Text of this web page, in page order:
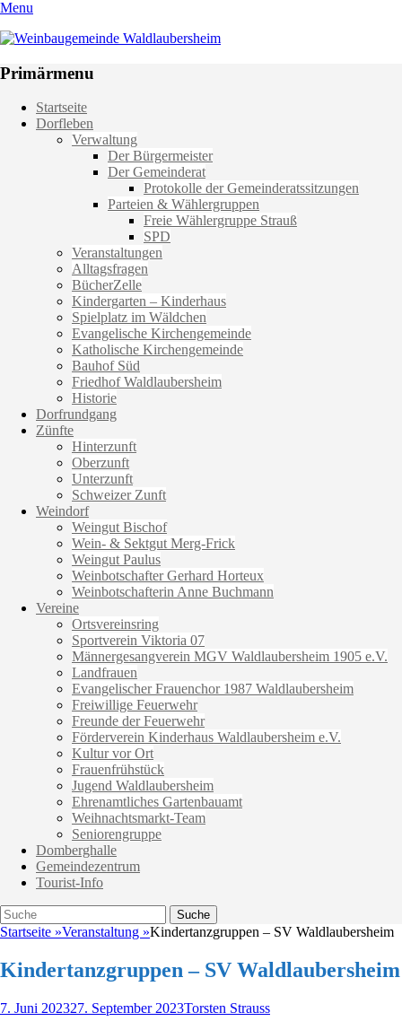
Menu
Weinbaugemeinde Waldlaubersheim
Primärmenu
Weiter
zum
Startseite
Dorfleben
Verwaltung
Der Bürgermeister
Der Gemeinderat
Protokolle der Gemeinderatssitzungen
Parteien & Wählergruppen
Freie Wählergruppe Strauß
SPD
Veranstaltungen
Alltagsfragen
BücherZelle
Kindergarten – Kinderhaus
Spielplatz im Wäldchen
Evangelische Kirchengemeinde
Katholische Kirchengemeinde
Bauhof Süd
Friedhof Waldlaubersheim
Historie
Dorfrundgang
Zünfte
Hinterzunft
Oberzunft
Unterzunft
Schweizer Zunft
Weindorf
Weingut Bischof
Wein- & Sektgut Merg-Frick
Weingut Paulus
Weinbotschafter Gerhard Horteux
Weinbotschafterin Anne Buchmann
Vereine
Ortsvereinsring
Sportverein Viktoria 07
Männergesangverein MGV Waldlaubersheim 1905 e.V.
Landfrauen
Evangelischer Frauenchor 1987 Waldlaubersheim
Freiwillige Feuerwehr
Freunde der Feuerwehr
Förderverein Kinderhaus Waldlaubersheim e.V.
Kultur vor Ort
Frauenfrühstück
Jugend Waldlaubersheim
Ehrenamtliches Gartenbauamt
Weihnachtsmarkt-Team
Seniorengruppe
Domberghalle
Gemeindezentrum
Tourist-Info
Suche
Suche
nach:
Startseite »Veranstaltung »Kindertanzgruppen – SV Waldlaubersheim
Kindertanzgruppen – SV Waldlaubersheim
Veröffentlicht
7. Juni 202327. September 2023Autor
Torsten Strauss